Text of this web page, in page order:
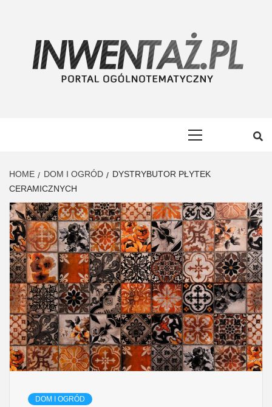
HOME DOM I OGRÓD
DYSTRYBUTOR PŁYTEK
CERAMICZNYCH
DOM I OGRÓD